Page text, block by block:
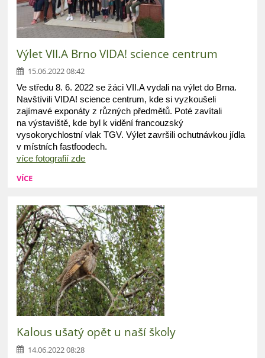
Výlet VII.A Brno VIDA! science centrum
15.06.2022 08:42
Ve středu 8. 6. 2022 se žáci VII.A vydali na výlet do Brna.
Navštívili VIDA! science centrum, kde si vyzkoušeli
zajímavé exponáty z různých předmětů. Poté zavítali
na výstaviště, kde byl k vidění francouzský
vysokorychlostní vlak TGV. Výlet završili ochutnávkou jídla
v místních fastfoodech.
více fotografií zde
VÍCE
Kalous ušatý opět u naší školy
14.06.2022 08:28